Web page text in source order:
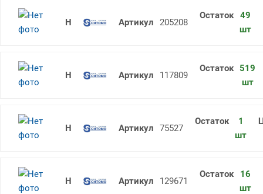
Напильник круглый 100 N3 SITOMO
205208
49
шт
Напильник плоский 250 №1
117809
519
шт
Напильник плоский 450 №2
75527
1
шт
Напильник плоский 450 №3
129671
16
шт